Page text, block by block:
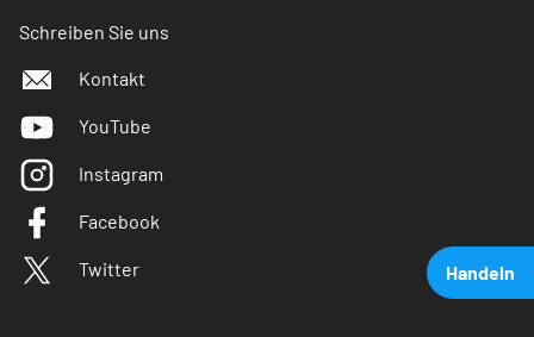
Handeln
Schreiben Sie uns
Kontakt
YouTube
Instagram
Facebook
Twitter